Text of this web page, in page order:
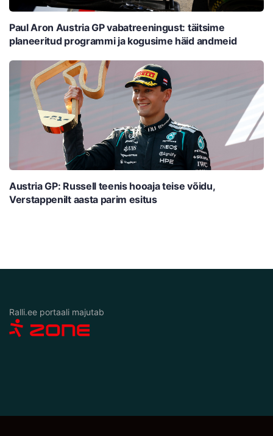
Paul Aron Austria GP vabatreeningust: täitsime
planeeritud programmi ja kogusime häid andmeid
Austria GP: Russell teenis hooaja teise võidu,
Verstappenilt aasta parim esitus
Ralli.ee portaali majutab